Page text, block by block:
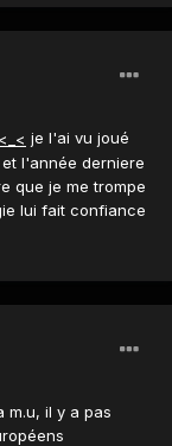
je l'ai vu joué
l'année derniere
que je me trompe
lui fait confiance
m.u, il y a pas